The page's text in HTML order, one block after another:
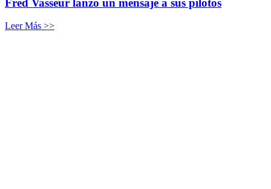
Leer Más >>